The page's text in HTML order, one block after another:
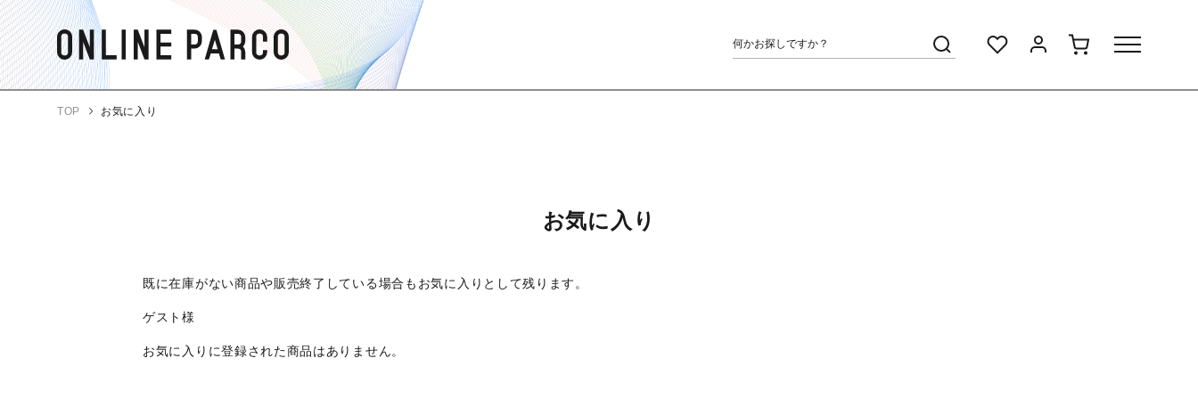
TOP お気に入り
お気に入り
既に在庫がない商品や販売終了している場合もお気に入りとして残ります。
ゲスト様
お気に入りに登録された商品はありません。